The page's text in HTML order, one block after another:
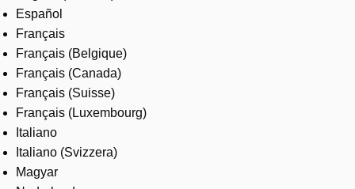
Español
Français
Français (Belgique)
Français (Canada)
Français (Suisse)
Français (Luxembourg)
Italiano
Italiano (Svizzera)
Magyar